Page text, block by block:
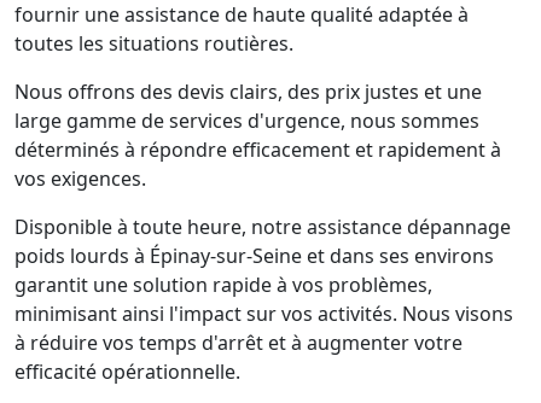
fournir une assistance de haute qualité adaptée à
toutes les situations routières.
Nous offrons des devis clairs, des prix justes et une
large gamme de services d'urgence, nous sommes
déterminés à répondre efficacement et rapidement à
vos exigences.
Disponible à toute heure, notre assistance dépannage
poids lourds à Épinay-sur-Seine et dans ses environs
garantit une solution rapide à vos problèmes,
minimisant ainsi l'impact sur vos activités. Nous visons
à réduire vos temps d'arrêt et à augmenter votre
efficacité opérationnelle.